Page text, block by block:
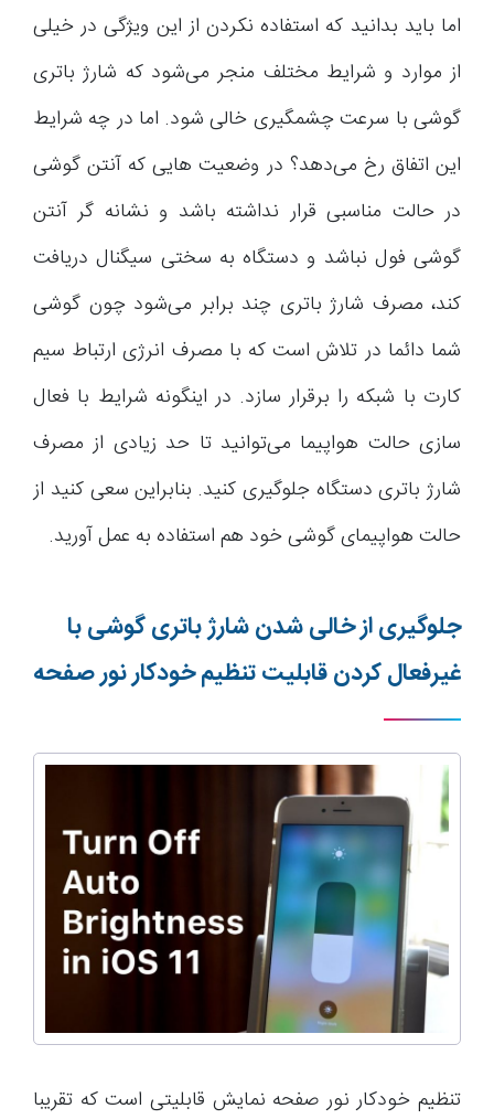
اما باید بدانید که استفاده نکردن از این ویژگی در خیلی
از موارد و شرایط مختلف منجر می‌شود که شارژ باتری
گوشی با سرعت چشمگیری خالی شود. اما در چه شرایط
این اتفاق رخ می‌دهد؟ در وضعیت هایی که آنتن گوشی
در حالت مناسبی قرار نداشته باشد و نشانه گر آنتن
گوشی فول نباشد و دستگاه به سختی سیگنال دریافت
کند، مصرف شارژ باتری چند برابر می‌شود چون گوشی
شما دائما در تلاش است که با مصرف انرژی ارتباط سیم
کارت با شبکه را برقرار سازد. در اینگونه شرایط با فعال
سازی حالت هواپیما می‌توانید تا حد زیادی از مصرف
شارژ باتری دستگاه جلوگیری کنید. بنابراین سعی کنید از
حالت هواپیمای گوشی خود هم استفاده به عمل آورید.
جلوگیری از خالی شدن شارژ باتری گوشی با
غیرفعال کردن قابلیت تنظیم خودکار نور صفحه
تنظیم خودکار نور صفحه نمایش قابلیتی است که تقریبا